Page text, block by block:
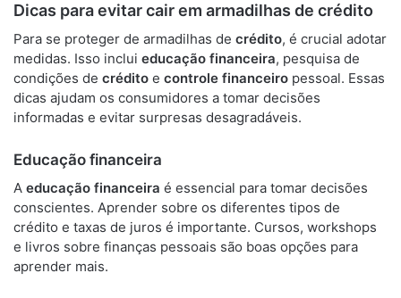
Dicas para evitar cair em armadilhas de crédito
Para se proteger de armadilhas de crédito, é crucial adotar
medidas. Isso inclui educação financeira, pesquisa de
condições de crédito e controle financeiro pessoal. Essas
dicas ajudam os consumidores a tomar decisões
informadas e evitar surpresas desagradáveis.
Educação financeira
A educação financeira é essencial para tomar decisões
conscientes. Aprender sobre os diferentes tipos de
crédito e taxas de juros é importante. Cursos, workshops
e livros sobre finanças pessoais são boas opções para
aprender mais.